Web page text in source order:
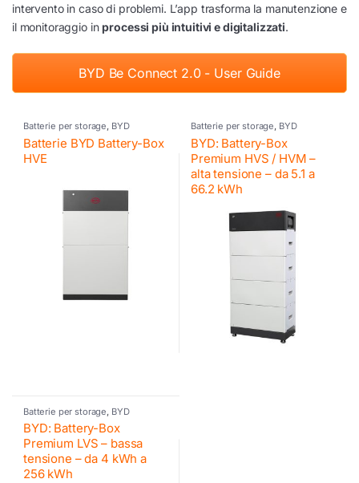
intervento in caso di problemi. L’app trasforma la manutenzione e
il monitoraggio inprocessi più intuitivi e digitalizzati.
BYD Be Connect 2.0 - User Guide
Batterie per storage, BYD
Batterie BYD Battery-Box
HVE
Batterie per storage, BYD
BYD: Battery-Box
Premium HVS / HVM –
alta tensione – da 5.1 a
66.2 kWh
Batterie per storage BYD
BYD: Battery-Box
Premium LVS – bassa
tensione – da 4 kWh a
256 kWh